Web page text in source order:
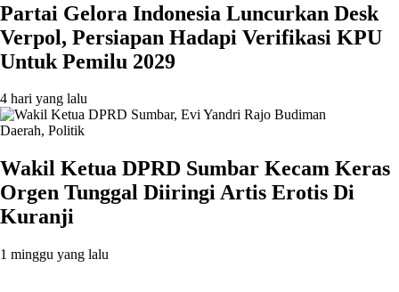
Partai Gelora Indonesia Luncurkan Desk
Verpol, Persiapan Hadapi Verifikasi KPU
Untuk Pemilu 2029
4 hari yang lalu
Daerah, Politik
Wakil Ketua DPRD Sumbar Kecam Keras
Orgen Tunggal Diiringi Artis Erotis Di
Kuranji
1 minggu yang lalu